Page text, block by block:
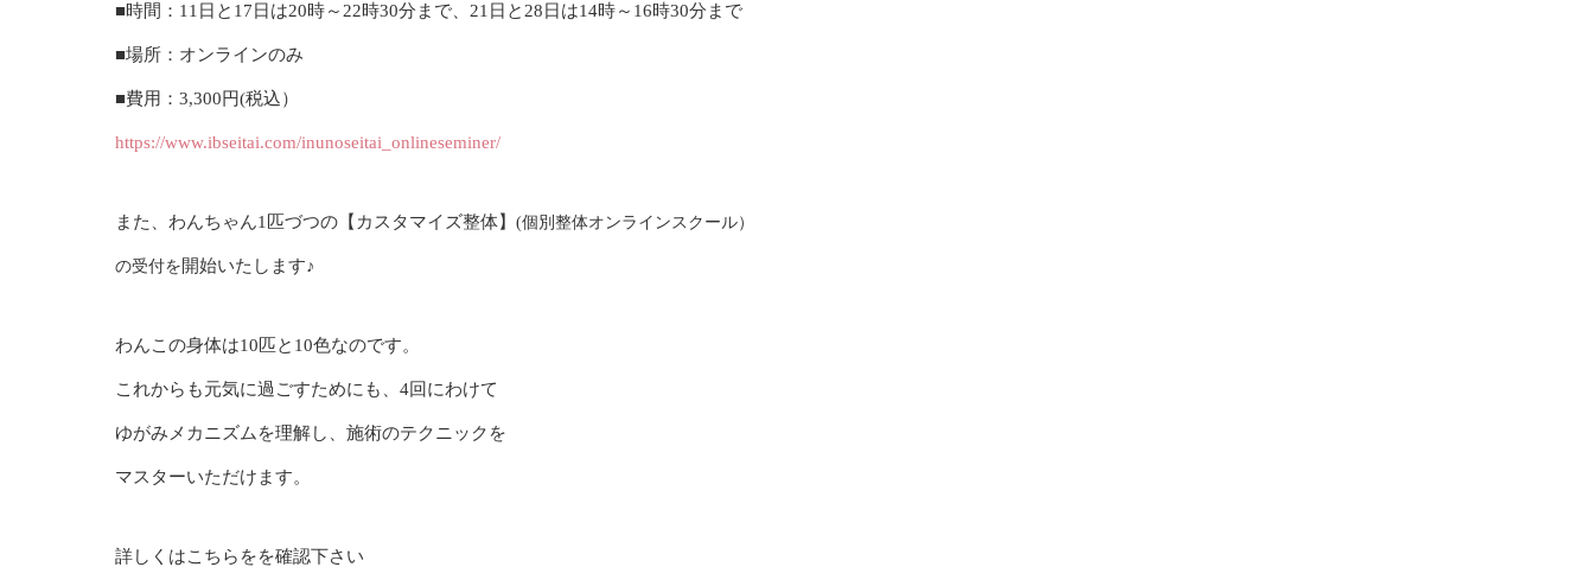
■時間：11日と17日は20時～22時30分まで、21日と28日は14時～16時30分まで
■場所：オンラインのみ
■費用：3,300円(税込）
https://www.ibseitai.com/inunoseitai_onlineseminer/
また、わんちゃん1匹づつの【カスタマイズ整体】 (個別整体オンラインスクール）
の受付を 開始いたします♪
わんこの身体は10匹と10色なのです。
これからも元気に過ごすためにも、4回にわけて
ゆがみメカニズムを理解し、施術のテクニックを
マスターいただけます。
詳しくはこちらをを確認下さい